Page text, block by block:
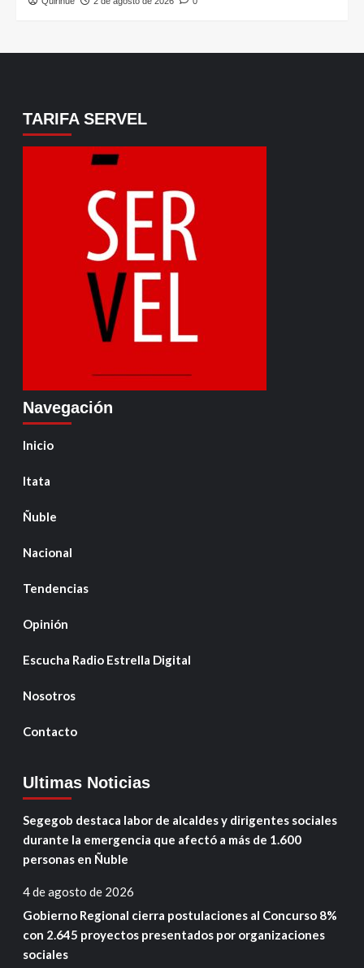
TARIFA SERVEL
Navegación
Inicio
Itata
Ñuble
Nacional
Tendencias
Opinión
Escucha Radio Estrella Digital
Nosotros
Contacto
Ultimas Noticias
Segegob destaca labor de alcaldes y dirigentes sociales
durante la emergencia que afectó a más de 1.600
personas en Ñuble
4 de agosto de 2026
Gobierno Regional cierra postulaciones al Concurso 8%
con 2.645 proyectos presentados por organizaciones
sociales